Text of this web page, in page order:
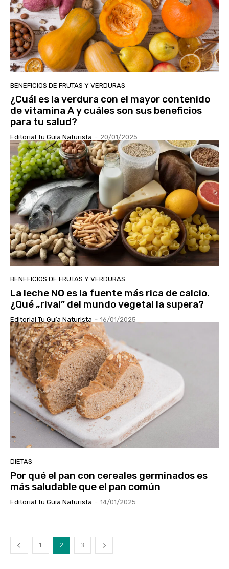
BENEFICIOS DE FRUTAS Y VERDURAS
¿Cuál es la verdura con el mayor contenido
de vitamina A y cuáles son sus beneficios
para tu salud?
Editorial Tu Guía Naturista - 20/01/2025
BENEFICIOS DE FRUTAS Y VERDURAS
La leche NO es la fuente más rica de calcio.
¿Qué „rival” del mundo vegetal la supera?
Editorial Tu Guía Naturista - 16/01/2025
DIETAS
Por qué el pan con cereales germinados es
más saludable que el pan común
Editorial Tu Guía Naturista - 14/01/2025
1 2 3